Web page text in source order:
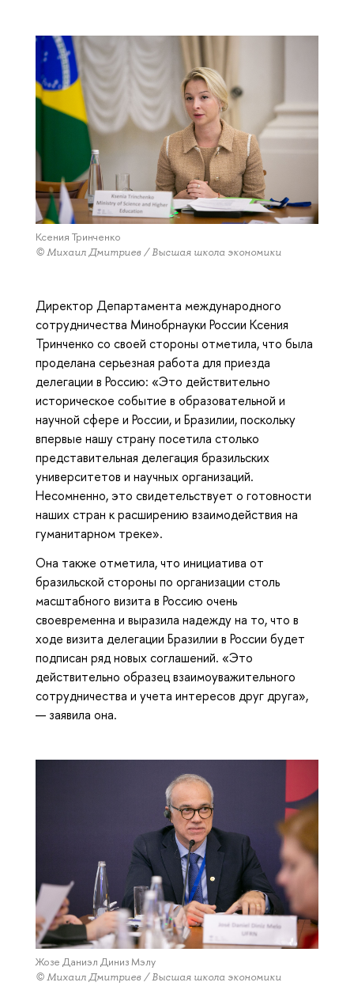
Ксения Тринченко
© Михаил Дмитриев / Высшая школа экономики
Директор Департамента международного
сотрудничества Минобрнауки России Ксения
Тринченко со своей стороны отметила, что была
проделана серьезная работа для приезда
делегации в Россию: «Это действительно
историческое событие в образовательной и
научной сфере и России, и Бразилии, поскольку
впервые нашу страну посетила столько
представительная делегация бразильских
университетов и научных организаций.
Несомненно, это свидетельствует о готовности
наших стран к расширению взаимодействия на
гуманитарном треке».
Она также отметила, что инициатива от
бразильской стороны по организации столь
масштабного визита в Россию очень
своевременна и выразила надежду на то, что в
ходе визита делегации Бразилии в России будет
подписан ряд новых соглашений. «Это
действительно образец взаимоуважительного
сотрудничества и учета интересов друг друга»,
— заявила она.
Жозе Даниэл Диниз Мэлу
© Михаил Дмитриев / Высшая школа экономики